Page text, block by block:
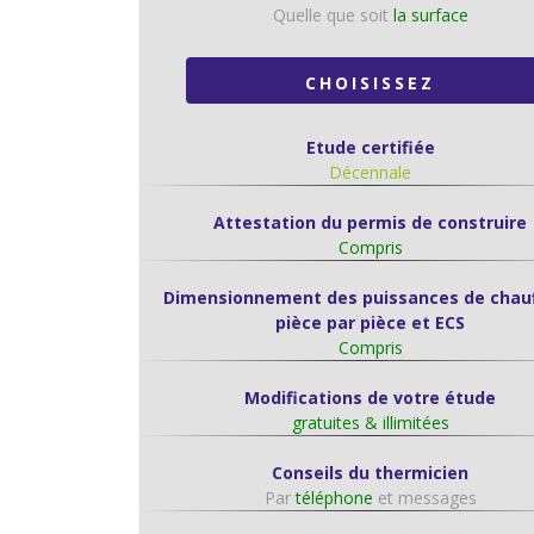
Quelle que soit la surface
CHOISISSEZ
Etude certifiée
Décennale
Attestation du permis de construire
Compris
Dimensionnement des puissances de
pièce par pièce et ECS
Compris
Modifications de votre étude
gratuites & illimitées
Conseils du thermicien
Partéléphone et messages